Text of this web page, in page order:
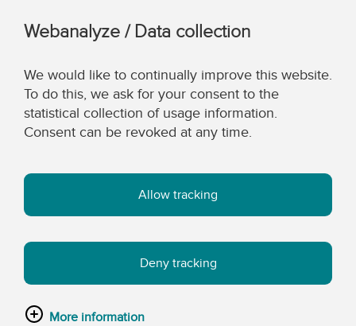
Webanalyze / Data collection
We would like to continually improve this website.
To do this, we ask for your consent to the
statistical collection of usage information.
Consent can be revoked at any time.
Allow tracking
Deny tracking
More information